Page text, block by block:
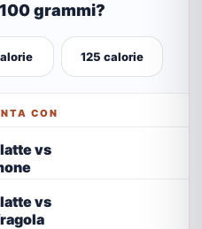
grammi?
125 calorie
CON
vs
vs